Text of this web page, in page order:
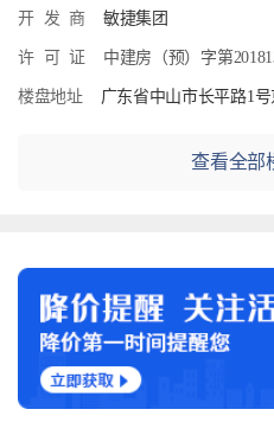
开 发 商 敏捷集团
许 可 证 中建房（预）字第
楼盘地址 广东省中山市长平路1
查看全部